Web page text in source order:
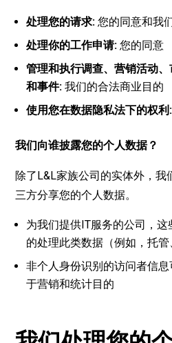
处理您的请求: 您的同意和我
处理你的工作申请: 您的同意
管理和执行调查、营销活动、
和事件:我们的合法商业目的
使用您在数据隐私法下的权利 :
我们向谁披露您的个人数据？
除了L&L家族公司的实体外，
三方分享您的个人数据。
为我们提供IT服务的公司，这
的处理此类数据（例如，托管
非个人身份识别的访问者信
于营销和统计目的